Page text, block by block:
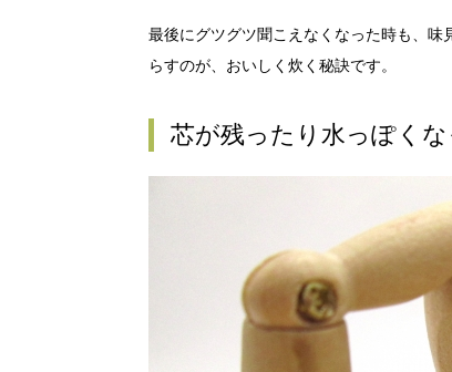
最後にグツグツ聞こえなくなった時も、
らすのが、おいしく炊く秘訣です。
芯が残ったり水っぽく